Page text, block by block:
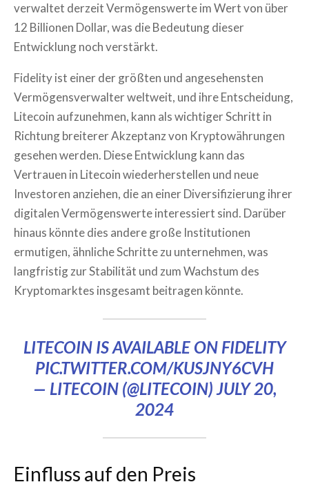
verwaltet derzeit Vermögenswerte im Wert von über
12 Billionen Dollar, was die Bedeutung dieser
Entwicklung noch verstärkt.
Fidelity ist einer der größten und angesehensten
Vermögensverwalter weltweit, und ihre Entscheidung,
Litecoin aufzunehmen, kann als wichtiger Schritt in
Richtung breiterer Akzeptanz von Kryptowährungen
gesehen werden. Diese Entwicklung kann das
Vertrauen in Litecoin wiederherstellen und neue
Investoren anziehen, die an einer Diversifizierung ihrer
digitalen Vermögenswerte interessiert sind. Darüber
hinaus könnte dies andere große Institutionen
ermutigen, ähnliche Schritte zu unternehmen, was
langfristig zur Stabilität und zum Wachstum des
Kryptomarktes insgesamt beitragen könnte.
LITECOIN IS AVAILABLE ON FIDELITY
PIC.TWITTER.COM/KUSJNY6CVH
— LITECOIN (@LITECOIN)JULY 20,
2024
Einfluss auf den Preis